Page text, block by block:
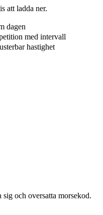
att ladda ner.
dagen
med intervall
hastighet
och oversatta morsekod.